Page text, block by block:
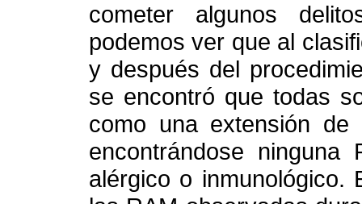
cometer algunos
podemos ver que al
y después del
se encontró que todas
como una extensión de
encontrándose
alérgico o inmunológico.